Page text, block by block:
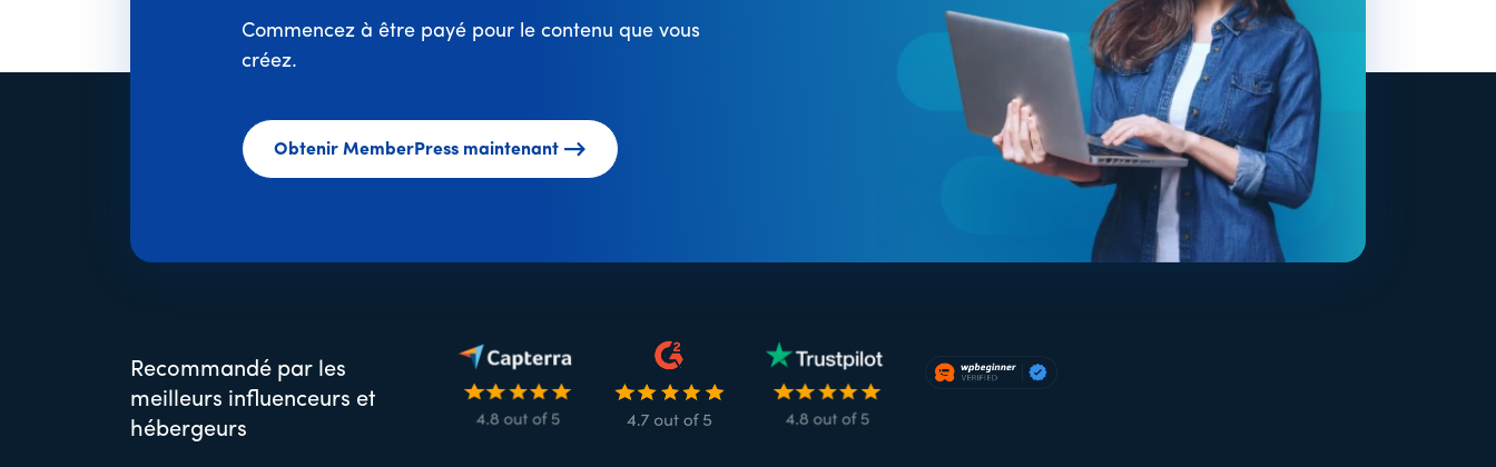
Commencez à être payé pour le contenu que vous
créez.
Obtenir MemberPress maintenant
Recommandé par les
meilleurs influenceurs et
hébergeurs